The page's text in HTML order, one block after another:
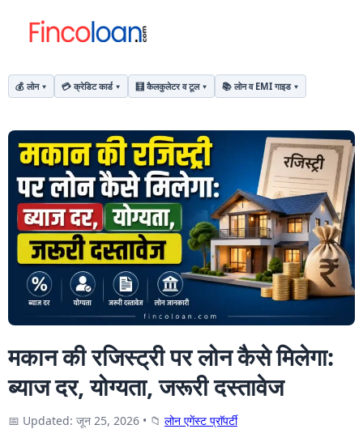
💰 लोन 💳 क्रेडिट कार्ड 🧮 कैलकुलेटर व टूल 📚 लोन व EMI गाइड
मकान की रजिस्ट्री पर लोन कैसे मिलेगा:
ब्याज दर, योग्यता, जरूरी दस्तावेज
📅 Updated: जून 25, 2026 • 📁 लोन एगेंस्ट प्राॅपर्टी